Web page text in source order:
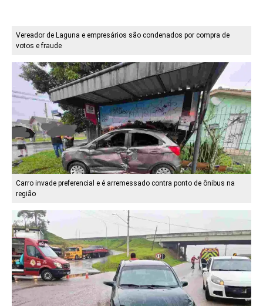
Vereador de Laguna e empresários são condenados por compra de
votos e fraude
Carro invade preferencial e é arremessado contra ponto de ônibus na
região